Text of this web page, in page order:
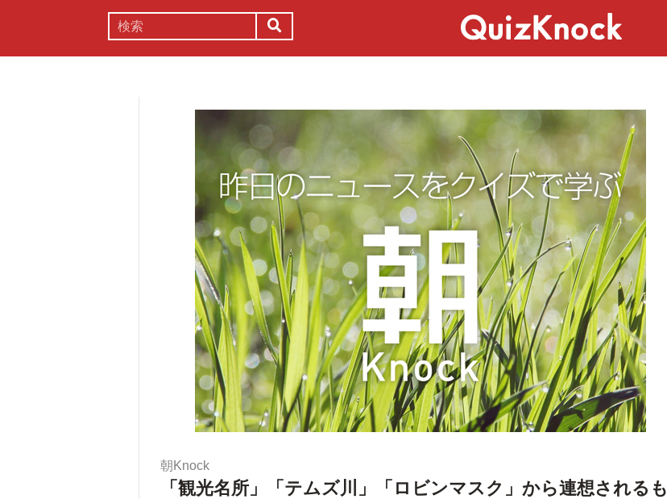
朝Knock
「観光名所」「テムズ川」「ロビンマスク」から連想されるも